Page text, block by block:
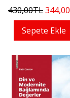
430,00TL344,00
Sepete Ekle